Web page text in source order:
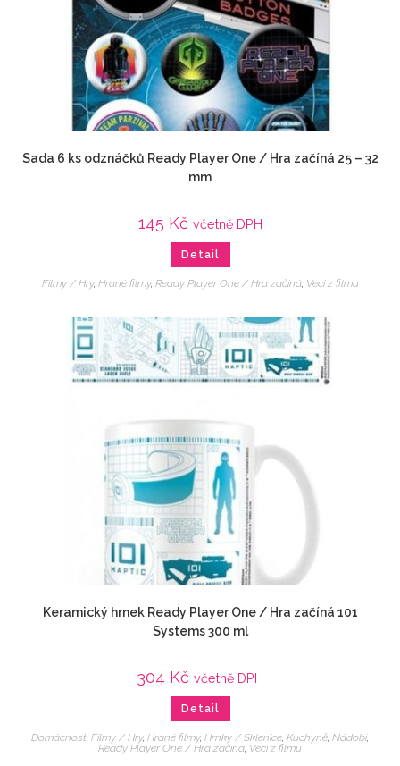
Sada 6 ks odznáčků Ready Player One / Hra začíná 25 – 32
mm
145 Kč včetně DPH
Detail
Filmy / Hry, Hrané filmy, Ready Player One / Hra začíná, Veci z filmu
Keramický hrnek Ready Player One / Hra začíná 101
Systems 300 ml
304 Kč včetně DPH
Detail
Domácnost, Filmy / Hry, Hrané filmy, Hrnky / Sklenice, Kuchyně, Nádobí,
Ready Player One / Hra začíná, Veci z filmu